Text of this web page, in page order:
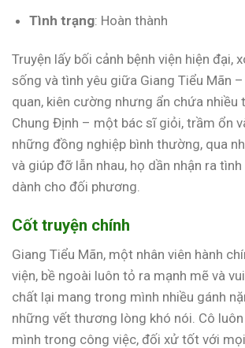
Tình trạng: Hoàn thành
Truyện lấy bối cảnh bệnh viện hiện đại,
sống và tình yêu giữa Giang Tiểu Mãn
quan, kiên cường nhưng ẩn chứa nhiều
Chung Định – một bác sĩ giỏi, trầm ổn
những đồng nghiệp bình thường, qua
và giúp đỡ lẫn nhau, họ dần nhận ra
dành cho đối phương.
Cốt truyện chính
Giang Tiểu Mãn, một nhân viên hành
viện, bề ngoài luôn tỏ ra mạnh mẽ và
chất lại mang trong mình nhiều gánh
những vết thương lòng khó nói. Cô
mình trong công việc, đối xử tốt với